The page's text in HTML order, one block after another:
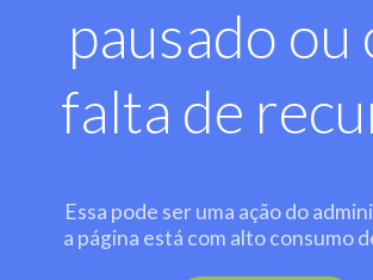
pausado ou
falta de
Essa pode ser uma ação do
a página está com alto consumo